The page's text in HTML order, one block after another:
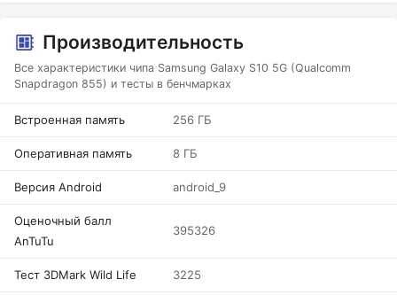
Производительность
Все характеристики чипа Samsung Galaxy S10 5G (Qualcomm
Snapdragon 855) и тесты в бенчмарках
Встроенная память 256 ГБ
Оперативная память 8 ГБ
Версия Android android_9
Оценочный балл
AnTuTu
395326
Тест 3DMark Wild Life 3225